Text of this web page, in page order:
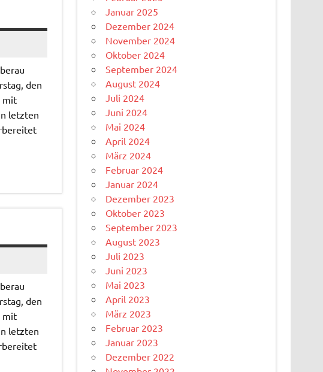
den
mit
letzten
den
mit
letzten
Januar 2025
Dezember 2024
November 2024
Oktober 2024
September 2024
August 2024
Juli 2024
Juni 2024
Mai 2024
April 2024
März 2024
Februar 2024
Januar 2024
Dezember 2023
Oktober 2023
September 2023
August 2023
Juli 2023
Juni 2023
Mai 2023
April 2023
März 2023
Februar 2023
Januar 2023
Dezember 2022